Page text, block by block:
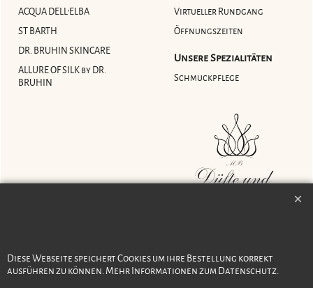
ACQUA DELL'ELBA
ST BARTH
DR. BRUHIN SKINCARE
ALLURE OF SILK by DR.
BRUHIN
Virtueller Rundgang
Öffnungszeiten
Unsere Spezialitäten
Schmuckpflege
Diese Webseite speichert Cookies um ihre Bestellung korrekt
ausführen zu können. Mehr Informationen zum Datenschutz.